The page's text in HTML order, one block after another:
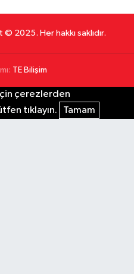
2025. Her hakkı saklıdır.
TE Bilişim
çerezlerden
tıklayın.
Tamam